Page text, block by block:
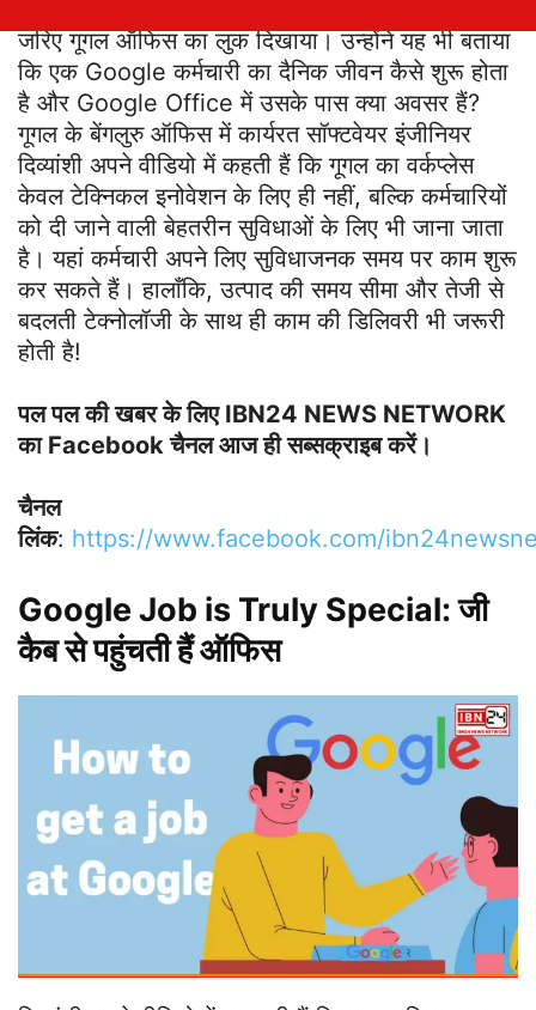
जरिए गूगल ऑफिस का लुक दिखाया। उन्होंने यह भी बताया
कि एक Google कर्मचारी का दैनिक जीवन कैसे शुरू होता
है और Google Office में उसके पास क्या अवसर हैं?
गूगल के बेंगलुरु ऑफिस में कार्यरत सॉफ्टवेयर इंजीनियर
दिव्यांशी अपने वीडियो में कहती हैं कि गूगल का वर्कप्लेस
केवल टेक्‍निकल इनोवेशन के लिए ही नहीं, बल्कि कर्मचारियों
को दी जाने वाली बेहतरीन सुविधाओं के लिए भी जाना जाता
है। यहां कर्मचारी अपने लिए सुविधाजनक समय पर काम शुरू
कर सकते हैं। हालाँकि, उत्पाद की समय सीमा और तेजी से
बदलती टेक्‍नोलॉजी के साथ ही काम की डिलिवरी भी जरूरी
होती है!
पल पल की खबर के लिए IBN24 NEWS NETWORK
का Facebook चैनल आज ही सब्सक्राइब करें।
चैनल
लिंक: https://www.facebook.com/
Google Job is Truly Special: जी
कैब से पहुंचती हैं ऑफ‍िस